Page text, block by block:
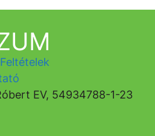
EV, 54934788-1-23